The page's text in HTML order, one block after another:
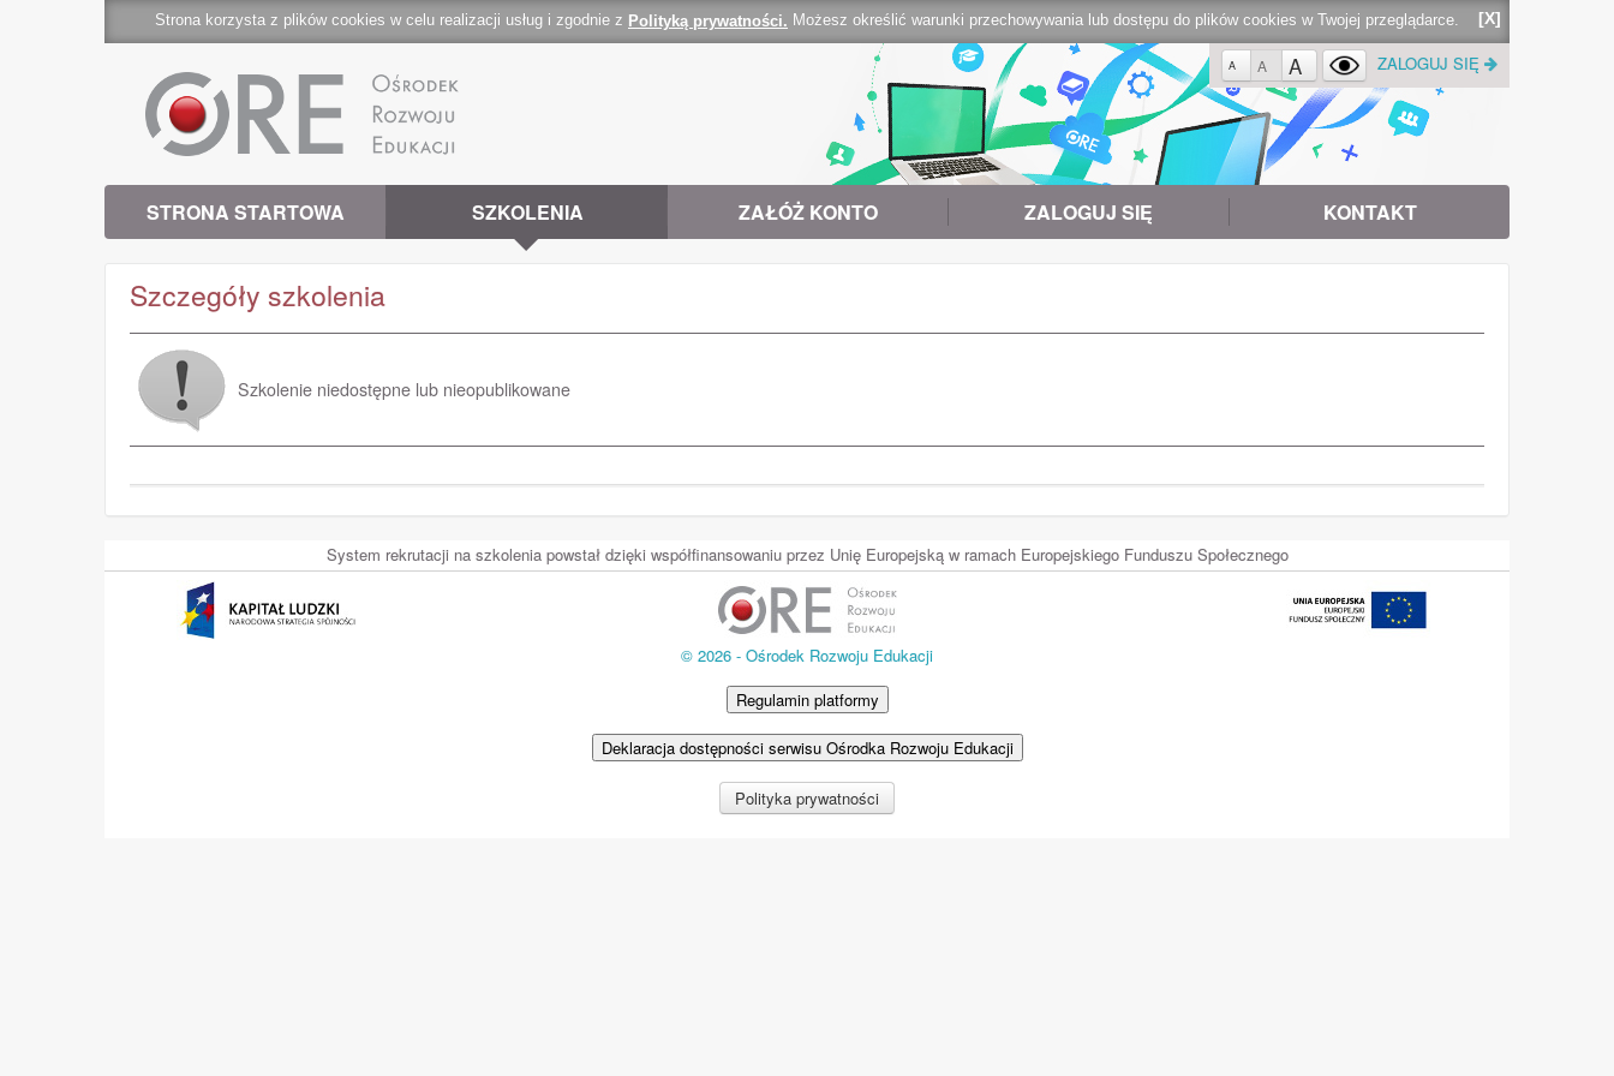
Strona korzysta z plików cookies w celu realizacji usług i zgodnie z Polityką prywatności. Możesz określić warunki przechowywania lub dostępu do plików cookies w Twojej przeglądarce. [X]
STRONA STARTOWA SZKOLENIA ZAŁÓŻ KONTO ZALOGUJ SIĘ KONTAKT
A A A ZALOGUJ SIĘ
Szczegóły szkolenia
Szkolenie niedostępne lub nieopublikowane
System rekrutacji na szkolenia powstał dzięki współfinansowaniu przez Unię Europejską w ramach Europejskiego Funduszu Społecznego
© 2026 - Ośrodek Rozwoju Edukacji
Regulamin platformy
Deklaracja dostępności serwisu Ośrodka Rozwoju Edukacji
Polityka prywatności